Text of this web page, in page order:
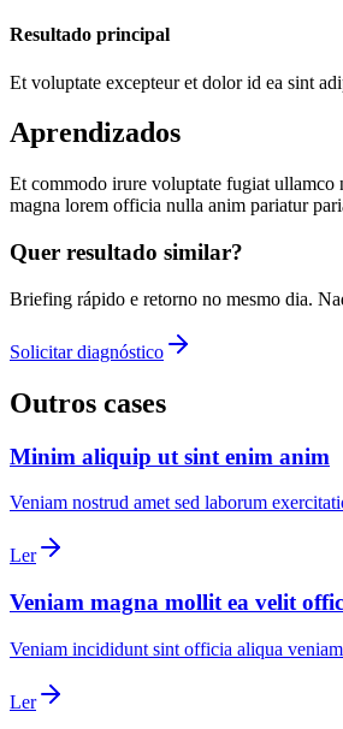
Resultado principal
Et voluptate excepteur et dolor id ea sint
Aprendizados
Et commodo irure voluptate fugiat ullamco
magna lorem officia nulla anim pariatur
Quer resultado similar?
Briefing rápido e retorno no mesmo dia.
Solicitar diagnóstico
Outros cases
Minim aliquip ut sint enim anim
Veniam nostrud amet sed laborum
Ler
Veniam magna mollit ea velit
Veniam incididunt sint officia aliqua
Ler